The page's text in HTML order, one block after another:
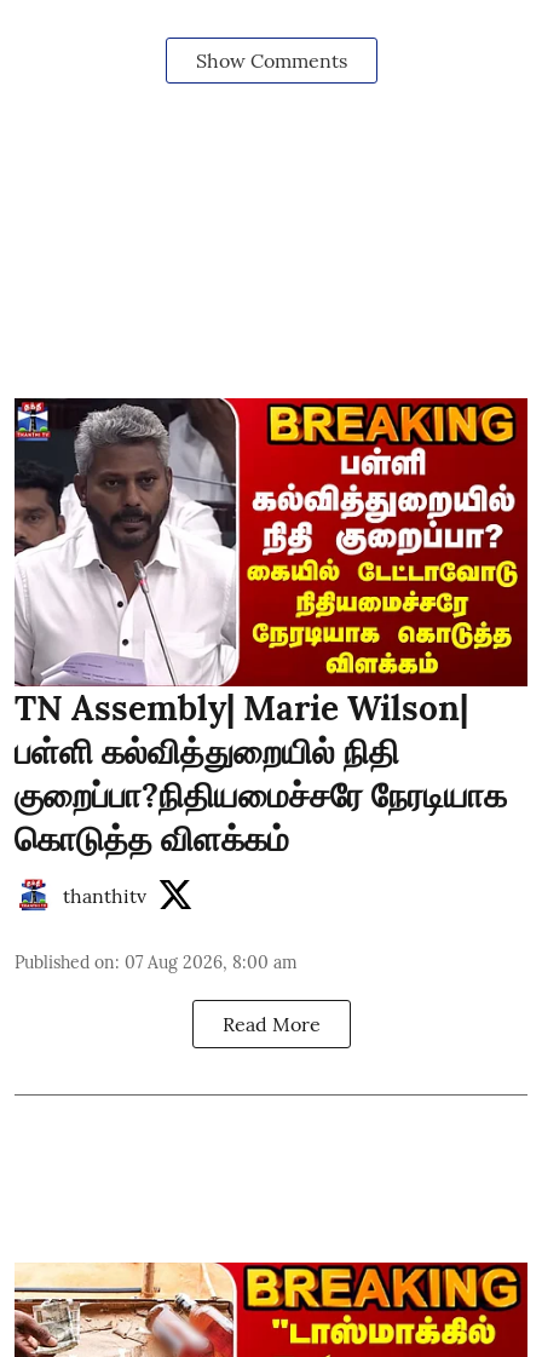
Show Comments
TN Assembly| Marie Wilson|
பள்ளி கல்வித்துறையில் நிதி
குறைப்பா?நிதியமைச்சரே நேரடியாக
கொடுத்த விளக்கம்
thanthitv
Published on: 07 Aug 2026, 8:00 am
Read More